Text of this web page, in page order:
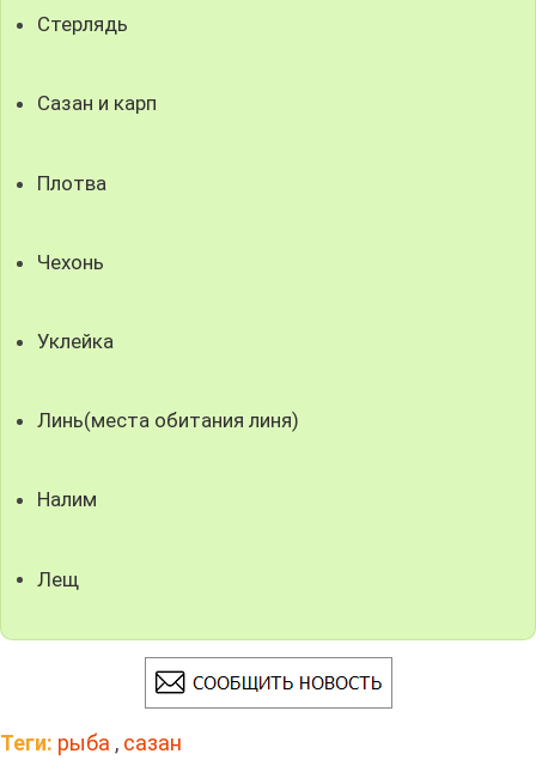
Стерлядь
Сазан и карп
Плотва
Чехонь
Уклейка
Линь(места обитания линя)
Налим
Лещ
Теги: рыба , сазан